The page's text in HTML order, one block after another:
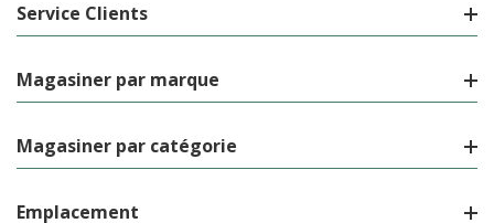
Service Clients
Magasiner par marque
Magasiner par catégorie
Emplacement